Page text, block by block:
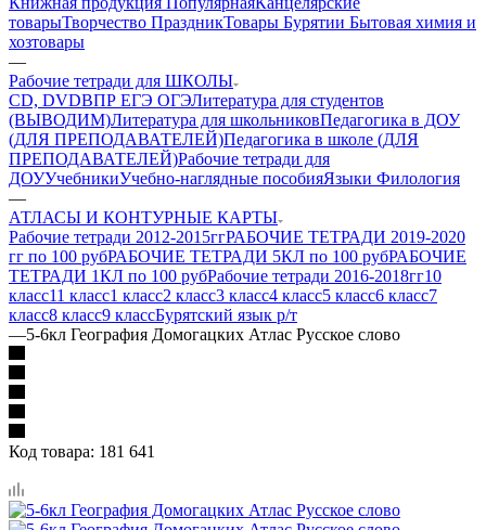
товарыТворчество ПраздникТовары Бурятии Бытовая химия и
хозтовары
—
Рабочие тетради для ШКОЛЫ
CD, DVDВПР ЕГЭ ОГЭЛитература для студентов
(ВЫВОДИМ)Литература для школьниковПедагогика в ДОУ
(ДЛЯ ПРЕПОДАВАТЕЛЕЙ)Педагогика в школе (ДЛЯ
ПРЕПОДАВАТЕЛЕЙ)Рабочие тетради для
ДОУУчебникиУчебно-наглядные пособияЯзыки Филология
—
АТЛАСЫ И КОНТУРНЫЕ КАРТЫ
Рабочие тетради 2012-2015ггРАБОЧИЕ ТЕТРАДИ 2019-2020
гг по 100 рубРАБОЧИЕ ТЕТРАДИ 5КЛ по 100 рубРАБОЧИЕ
ТЕТРАДИ 1КЛ по 100 рубРабочие тетради 2016-2018гг10
класс11 класс1 класс2 класс3 класс4 класс5 класс6 класс7
класс8 класс9 классБурятский язык р/т
—5-6кл География Домогацких Атлас Русское слово
Код товара: 181 641